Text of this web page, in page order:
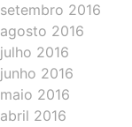
setembro 2016
agosto 2016
julho 2016
junho 2016
maio 2016
abril 2016